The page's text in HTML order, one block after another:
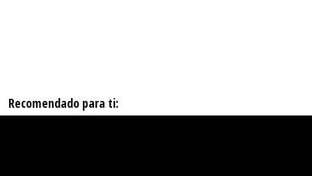
Recomendado para ti: